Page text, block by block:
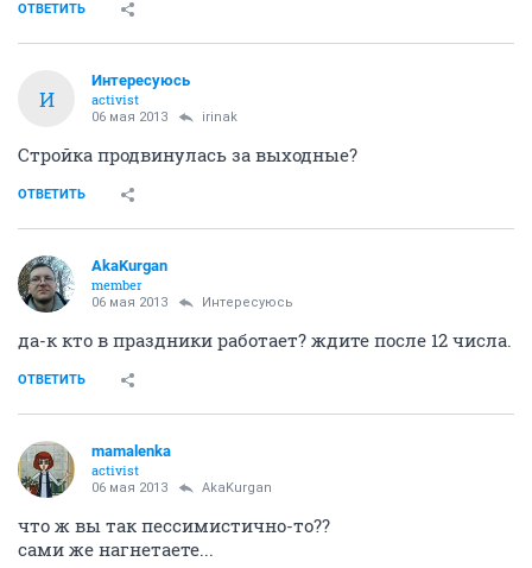
ОТВЕТИТЬ
И
Интересуюсь
activist
06 мая 2013 irinak
Стройка продвинулась за выходные?
ОТВЕТИТЬ
AkaKurgan
member
06 мая 2013 Интересуюсь
да-к кто в праздники работает? ждите после 12 числа.
ОТВЕТИТЬ
mamalenka
activist
06 мая 2013 AkaKurgan
что ж вы так пессимистично-то??
сами же нагнетаете...